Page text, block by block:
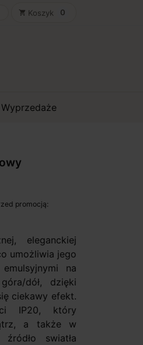
shopping_cart Koszyk 0
Wyprzedaże
promocją:
eleganckiej
umożliwia jego
na
dół, dzięki
ciekawy efekt.
IP20, który
a także w
swiatła